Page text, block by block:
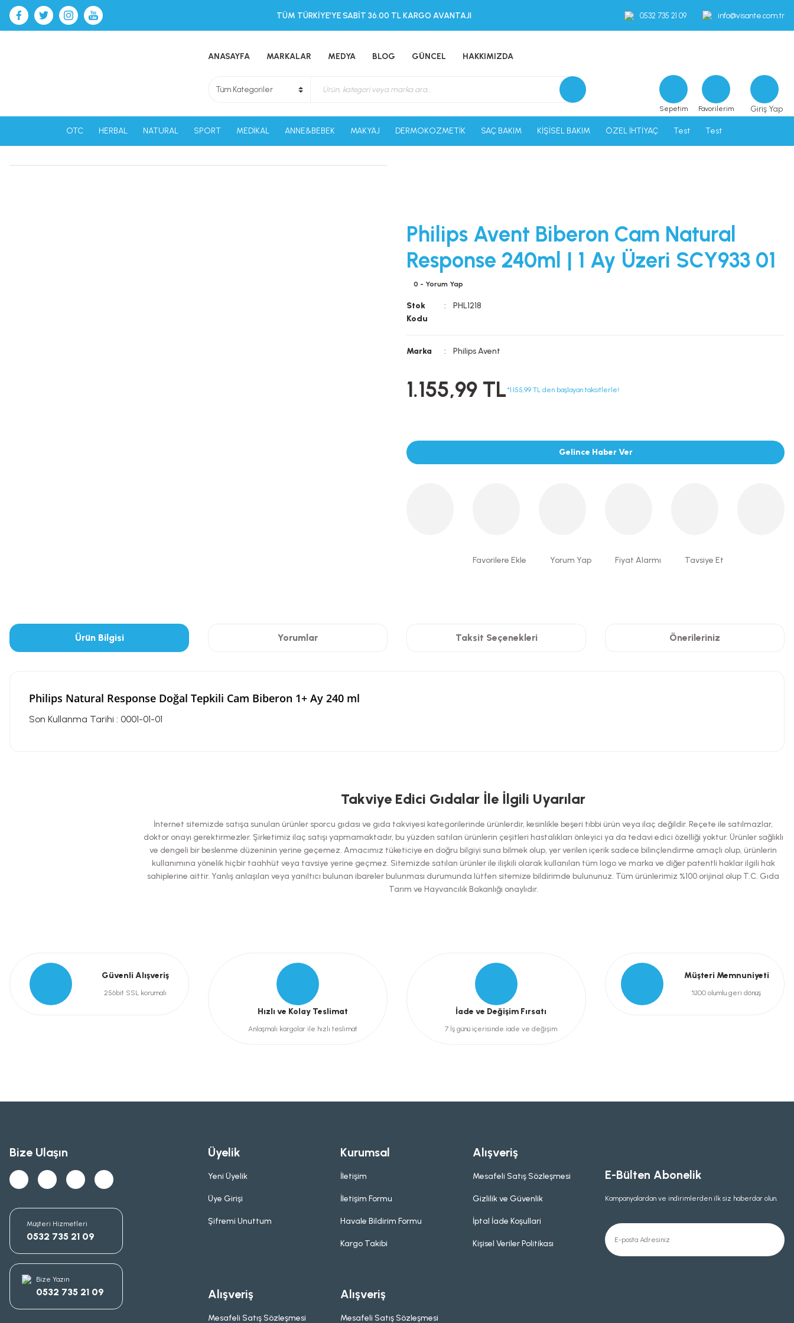
TÜM TÜRKİYE’YE SABİT 36.00 TL KARGO AVANTAJI 0532 735 21 09 info@visante.com.tr
ANASAYFA MARKALAR MEDYA BLOG GÜNCEL HAKKIMIZDA
Sepetim Favorilerim Giriş Yap
OTC HERBAL NATURAL SPORT MEDİKAL ANNE&BEBEK MAKYAJ DERMOKOZMETİK SAÇ BAKIM KİŞİSEL BAKIM ÖZEL İHTİYAÇ Test Test
Philips Avent Biberon Cam Natural
Response 240ml | 1 Ay Üzeri SCY933 01
0 - Yorum Yap
Stok
Kodu
PHL1218
Marka Philips Avent
1.155,99 TL*1.155,99 TL den başlayan taksitlerle!
Gelince Haber Ver
Yorum Yap Fiyat Alarmı Tavsiye Et
Ürün Bilgisi Yorumlar Taksit Seçenekleri Önerileriniz
Philips Natural Response Doğal Tepkili Cam Biberon 1+ Ay 240 ml
Son Kullanma Tarihi : 0001-01-01
Bu ürüne ilk yorumu siz yapın!
Yorum Yaz
Ürün resmi kalitesiz, bozuk veya görüntülenemiyor.
Ürün açıklamasında eksik bilgiler bulunuyor.
Ürün bilgilerinde hatalar bulunuyor.
Ürün fiyatı diğer sitelerden daha pahalı.
Takviye Edici Gıdalar İle İlgili Uyarılar
İnternet sitemizde satışa sunulan ürünler sporcu gıdası ve gıda takviyesi kategorilerinde ürünlerdir, kesinlikle beşeri tıbbi ürün veya ilaç değildir. Reçete ile satılmazlar,
doktor onayı gerektirmezler. Şirketimiz ilaç satışı yapmamaktadır, bu yüzden satılan ürünlerin çeşitleri hastalıkları önleyici ya da tedavi edici özelliği yoktur. Ürünler sağlıklı
ve dengeli bir beslenme düzeninin yerine geçemez. Amacımız tüketiciye en doğru bilgiyi suna bilmek olup, yer verilen içerik sadece bilinçlendirme amaçlı olup, ürünlerin
kullanımına yönelik hiçbir taahhüt veya tavsiye yerine geçmez. Sitemizde satılan ürünler ile ilişkili olarak kullanılan tüm logo ve marka ve diğer patentli haklar ilgili hak
sahiplerine aittir. Yanlış anlaşılan veya yanıltıcı bulunan ibareler bulunması durumunda lütfen sitemize bildirimde bulununuz. Tüm ürünlerimiz %100 orijinal olup T.C. Gıda
Tarım ve Hayvancılık Bakanlığı onaylıdır.
Güvenli Alışveriş
256bit SSL korumalı
Hızlı ve Kolay Teslimat
Anlaşmalı kargolar ile hızlı teslimat
İade ve Değişim Fırsatı
7 İş günü içerisinde iade ve değişim
Müşteri Memnuniyeti
%100 olumlu geri dönüş
Bize Ulaşın
Müşteri Hizmetleri
0532 735 21 09
Bize Yazın
0532 735 21 09
Üyelik
Yeni Üyelik
Üye Girişi
Şifremi Unuttum
Kurumsal
İletişim
İletişim Formu
Havale Bildirim Formu
Kargo Takibi
Alışveriş
Mesafeli Satış Sözleşmesi
Gizlilik ve Güvenlik
İptal İade Koşullari
Kişisel Veriler Politikası
Alışveriş
Mesafeli Satış Sözleşmesi
Alışveriş
Mesafeli Satış Sözleşmesi
E-Bülten Abonelik
Kampanyalardan ve indirimlerden ilk siz haberdar olun.